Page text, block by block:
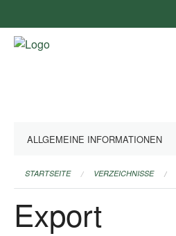
ALLGEMEINE INFORMATIONEN
STARTSEITE VERZEICHNISSE
Export